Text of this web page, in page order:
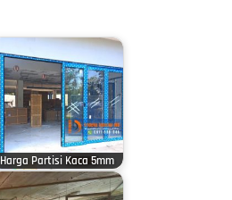
Harga Partisi Kaca 5mm